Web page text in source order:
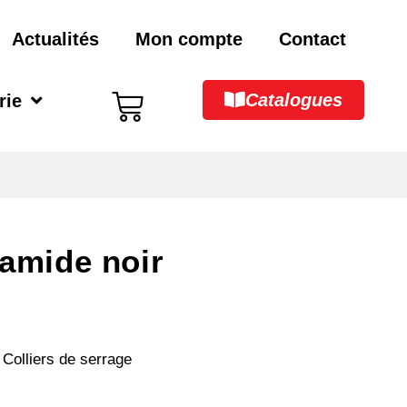
Actualités Mon compte Contact
Catalogues
noir
de serrage